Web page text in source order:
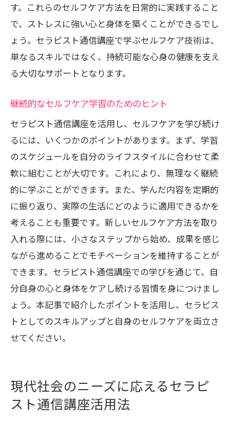
す。これらのセルフケア方法を日常的に実践すること
で、ストレスに強い心と身体を築くことができるでし
ょう。セラピスト通信講座で学ぶセルフケア技術は、
単なるスキルではなく、持続可能な心身の健康を支え
る大切なサポートとなります。
継続的なセルフケア学習のためのヒント
セラピスト通信講座を活用し、セルフケアを学び続け
るには、いくつかのポイントがあります。まず、学習
のスケジュールを自分のライフスタイルに合わせて柔
軟に組むことが大切です。これにより、無理なく継続
的に学ぶことができます。また、学んだ内容を定期的
に振り返り、実際の生活にどのように適用できるかを
考えることも重要です。新しいセルフケア方法を取り
入れる際には、小さなステップから始め、成果を感じ
ながら進めることでモチベーションを維持することが
できます。セラピスト通信講座での学びを通じて、自
分自身の心と身体をケアし続ける習慣を身につけまし
ょう。本記事で紹介したポイントを活用し、セラピス
トとしてのスキルアップと自身のセルフケアを両立さ
せてください。
現代社会のニーズに応えるセラピ
スト通信講座活用法